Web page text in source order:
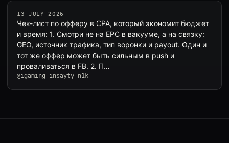
13 JULY 2026
Чек-лист по офферу в CPA, который экономит бюджет
и время: 1. Смотри не на EPC в вакууме, а на связку:
GEO, источник трафика, тип воронки и payout. Один и
тот же оффер может быть сильным в push и
проваливаться в FB. 2. П…
@igaming_insayty_n1k